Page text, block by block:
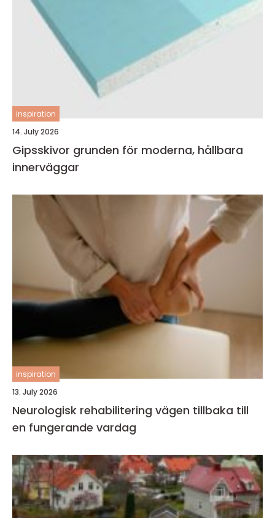
inspiration
14. July 2026
Gipsskivor grunden för moderna, hållbara
innerväggar
inspiration
13. July 2026
Neurologisk rehabilitering vägen tillbaka till
en fungerande vardag